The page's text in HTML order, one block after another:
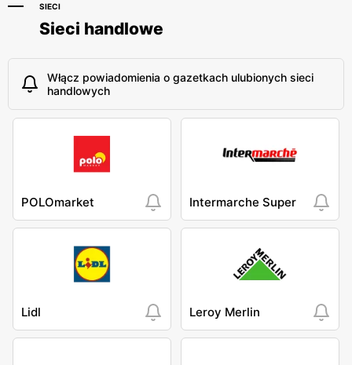
SIECI
Sieci handlowe
Włącz powiadomienia o gazetkach ulubionych sieci
handlowych
POLOmarket Intermarche Super
Lidl Leroy Merlin